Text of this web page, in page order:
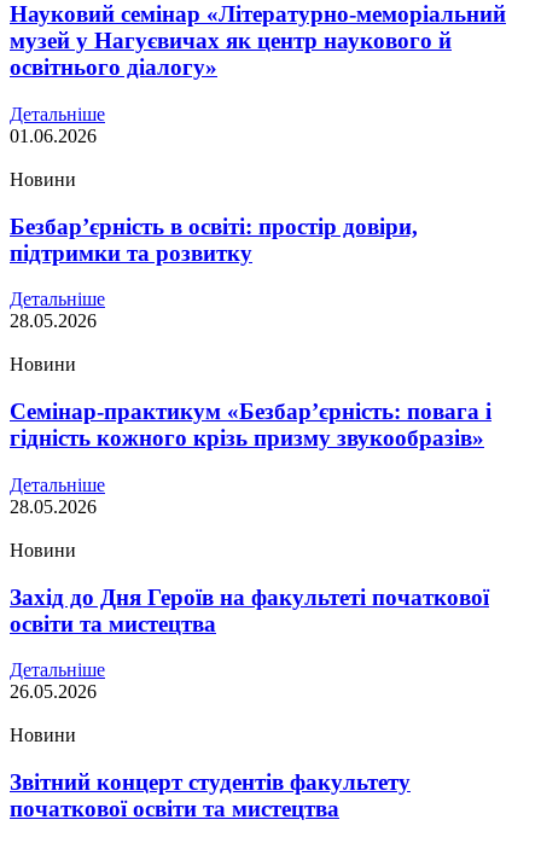
Науковий семінар «Літературно-меморіальний
музей у Нагуєвичах як центр наукового й
освітнього діалогу»
Детальніше
01.06.2026
Новини
Безбар’єрність в освіті: простір довіри,
підтримки та розвитку
Детальніше
28.05.2026
Новини
Семінар-практикум «Безбарʼєрність: повага і
гідність кожного крізь призму звукообразів»
Детальніше
28.05.2026
Новини
Захід до Дня Героїв на факультеті початкової
освіти та мистецтва
Детальніше
26.05.2026
Новини
Звітний концерт студентів факультету
початкової освіти та мистецтва